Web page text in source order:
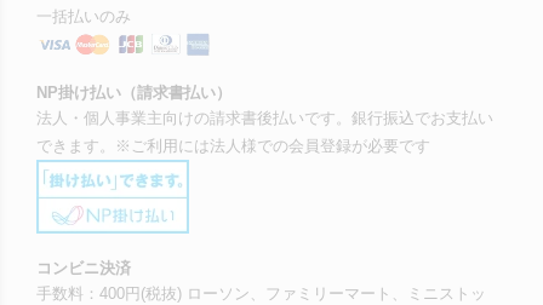
一括払いのみ
NP掛け払い（請求書払い）
法人・個人事業主向けの請求書後払いです。銀行振込でお支払い
できます。※ご利用には法人様での会員登録が必要です
コンビニ決済
手数料：400円(税抜) ローソン、ファミリーマート、ミニストッ